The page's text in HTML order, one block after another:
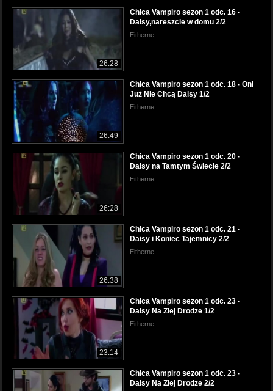
26:28
Chica Vampiro sezon 1 odc. 16 -
Daisy,nareszcie w domu 2/2
Eitherne
26:49
Chica Vampiro sezon 1 odc. 18 - Oni
Już Nie Chcą Daisy 1/2
Eitherne
26:28
Chica Vampiro sezon 1 odc. 20 -
Daisy na Tamtym Świecie 2/2
Eitherne
26:38
Chica Vampiro sezon 1 odc. 21 -
Daisy i Koniec Tajemnicy 2/2
Eitherne
23:14
Chica Vampiro sezon 1 odc. 23 -
Daisy Na Złej Drodze 1/2
Eitherne
Chica Vampiro sezon 1 odc. 23 -
Daisy Na Złej Drodze 2/2